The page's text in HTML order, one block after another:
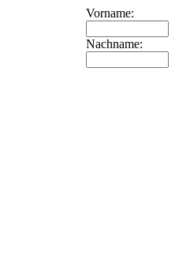
Vorname:
Nachname: